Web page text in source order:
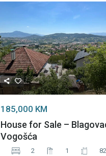
185,000 KM
House for Sale –
Vogošća
2 1 82